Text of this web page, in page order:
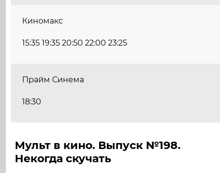
Киномакс
15:35 19:35 20:50 22:00 23:25
Прайм Синема
18:30
Мульт в кино. Выпуск №198.
Некогда скучать